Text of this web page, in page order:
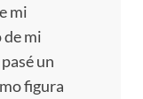
mi
mi
un
figura